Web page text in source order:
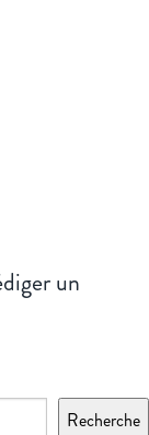
un
Recherche